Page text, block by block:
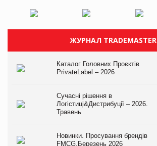
ЖУРНАЛ TRADEMASTER
Каталог Головних Проєктів
PrivateLabel – 2026
Сучасні рішення в
Логістиці&Дистрибуції – 2026.
Травень
Новинки. Просування брендів
FMCG.Березень 2026